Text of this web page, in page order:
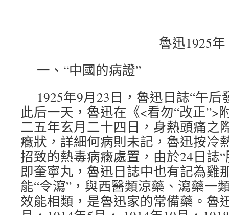
魯迅1925年
一、“中國的病證”
1925年9月23日，魯迅日誌“午
此后一天，魯迅在《<看勿“改正”>
二五年玄月二十四日，身熱頭痛之
癥狀，詳細何病則未記，魯迅按冷
招致的熱毒病癥處置，由於24日誌
即奎寧丸，魯迅日誌中也有記為雞
能“令瀉”，與西醫類涼藥、瀉藥一
效能相類，是魯迅家的常備藥。魯